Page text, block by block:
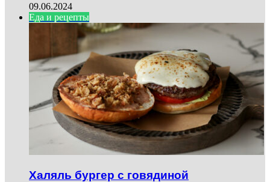
09.06.2024
Еда и рецепты
Халяль бургер с говядиной